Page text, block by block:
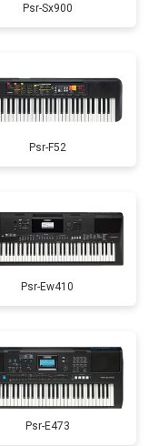
Psr-Sx900
Psr-F52
Psr-Ew410
Psr-E473